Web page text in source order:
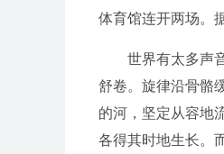
体育馆连开两场。
世界有太多声
舒卷。旋律沿骨骼
的河，坚定从容地
各得其时地生长。